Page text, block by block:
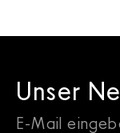
Unser